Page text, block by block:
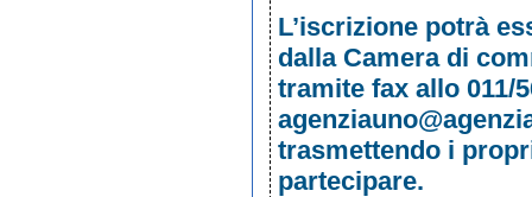
L’iscrizione potrà
dalla Camera di
tramite fax allo 011/
trasmettendo i
partecipare.